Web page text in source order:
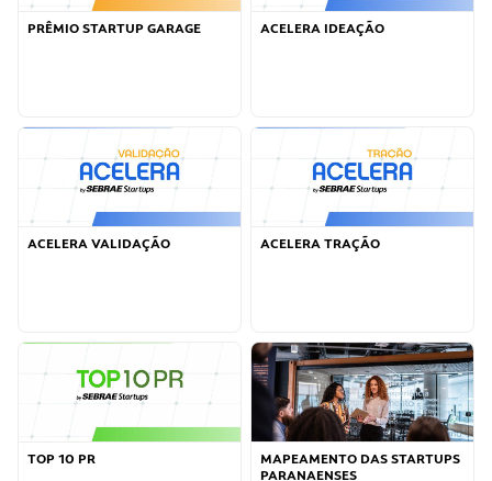
PRÊMIO STARTUP GARAGE ACELERA IDEAÇÃO
ACELERA VALIDAÇÃO ACELERA TRAÇÃO
TOP 10 PR
MAPEAMENTO DAS STARTUPS
PARANAENSES